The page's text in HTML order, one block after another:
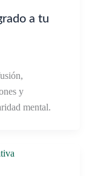
a tu
y
mental.